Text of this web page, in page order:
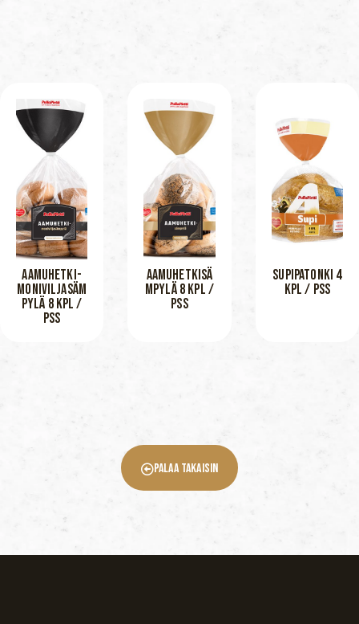
AAMUHETKI-
MONIVILJASÄM
PYLÄ 8 KPL /
PSS
AAMUHETKISÄ
MPYLÄ 8 KPL /
PSS
SUPIPATONKI 4
KPL / PSS
Palaa Takaisin